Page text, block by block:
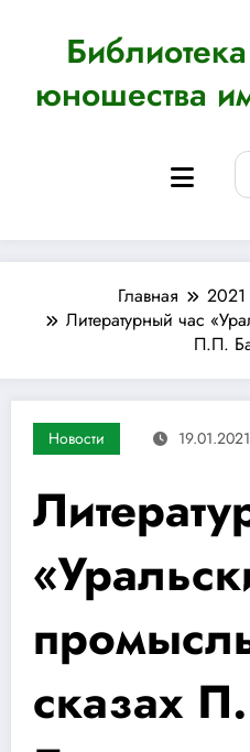
содержимому
юношества
Главная 2021
Литературный час
П.П.
Новости 19.01.2021
сказах